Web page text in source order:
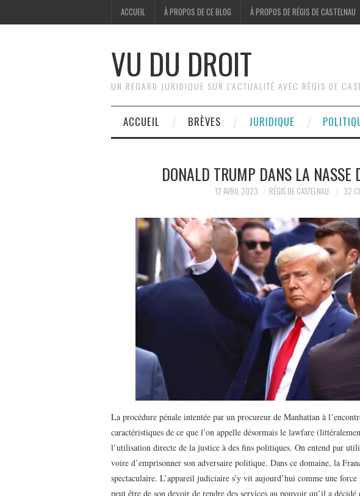
ACCUEIL À PROPOS DE CE BLOG À PROPOS DE RÉGIS DE CASTELNAU
VU DU DROIT
UN REGARD JURIDIQUE SUR L'ACTUALITÉ AVEC RÉGIS DE
ACCUEIL BRÈVES JURIDIQUE
DONALD TRUMP DANS LA NASSE
12 AVRIL 2023 RÉGIS DE CASTELNAU 32
La procédure pénale intentée par un procureur de Manhattan à
caractéristiques de ce que l’on appelle désormais le lawfare
l’utilisation directe de la justice à des fins politiques. On entend par
voire d’emprisonner son adversaire politique. Dans ce domaine, la
spectaculaire. L’appareil judiciaire s’y vit aujourd’hui comme une
peut être de son devoir de rendre des services au pouvoir qu’il a